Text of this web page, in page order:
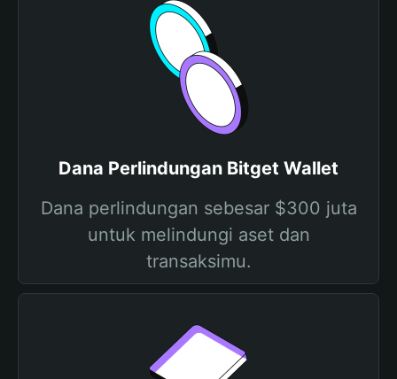
Dana Perlindungan Bitget Wallet
Dana perlindungan sebesar $300 juta
untuk melindungi aset dan
transaksimu.